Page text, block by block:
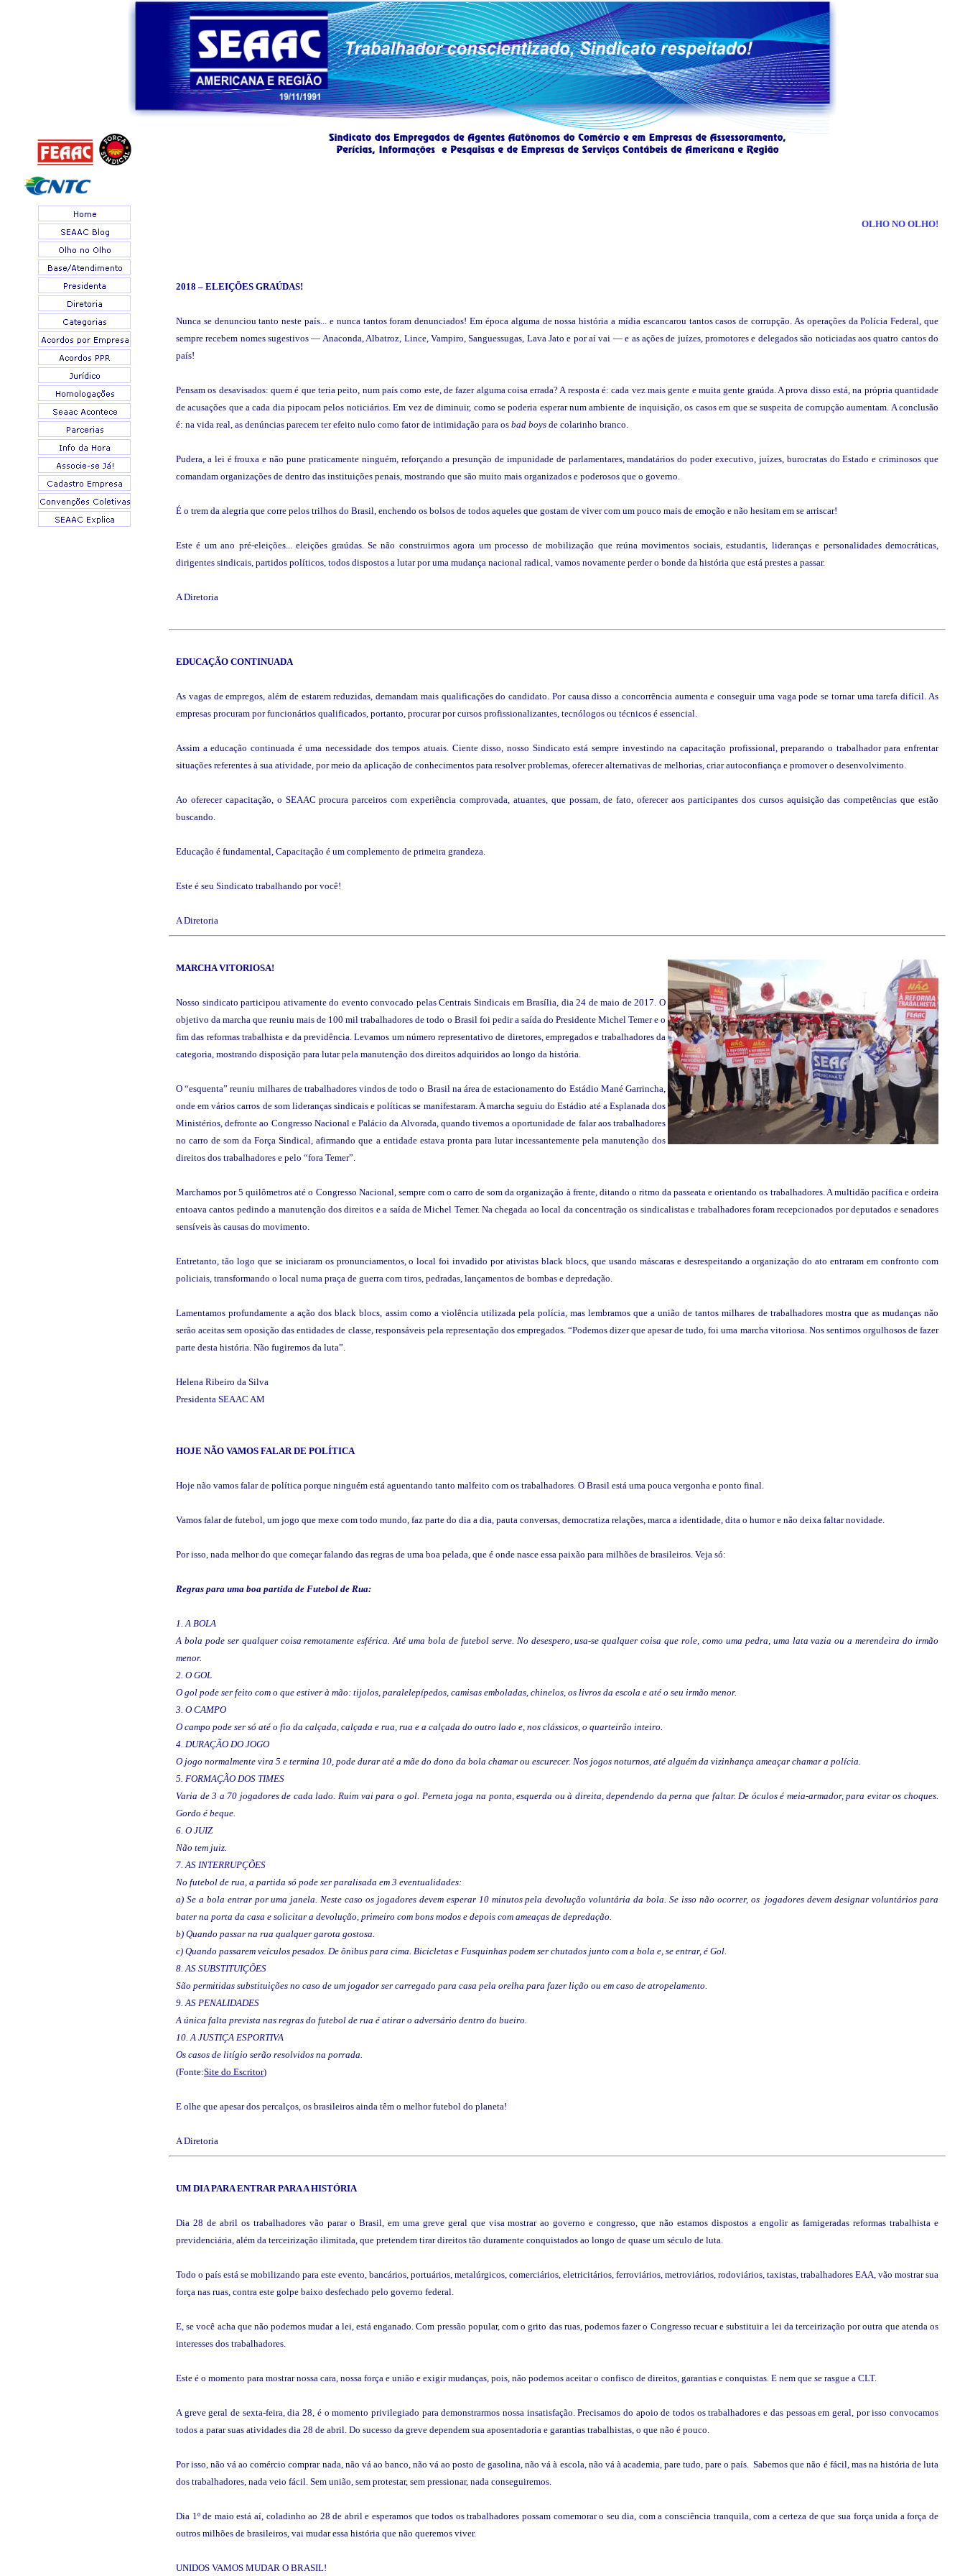
OLHO NO OLHO!
2018 – ELEIÇÕES GRAÚDAS!
Nunca se denunciou tanto neste país... e nunca tantos foram denunciados! Em época alguma de nossa história a mídia escancarou tantos casos de corrupção. As operações da Polícia Federal, que
sempre recebem nomes sugestivos — Anaconda, Albatroz, Lince, Vampiro, Sanguessugas, Lava Jato e por aí vai — e as ações de juízes, promotores e delegados são noticiadas aos quatro cantos do
país!
Pensam os desavisados: quem é que teria peito, num país como este, de fazer alguma coisa errada? A resposta é: cada vez mais gente e muita gente graúda. A prova disso está, na própria quantidade
de acusações que a cada dia pipocam pelos noticiários. Em vez de diminuir, como se poderia esperar num ambiente de inquisição, os casos em que se suspeita de corrupção aumentam. A conclusão
é: na vida real, as denúncias parecem ter efeito nulo como fator de intimidação para os bad boys de colarinho branco.
Pudera, a lei é frouxa e não pune praticamente ninguém, reforçando a presunção de impunidade de parlamentares, mandatários do poder executivo, juízes, burocratas do Estado e criminosos que
comandam organizações de dentro das instituições penais, mostrando que são muito mais organizados e poderosos que o governo.
É o trem da alegria que corre pelos trilhos do Brasil, enchendo os bolsos de todos aqueles que gostam de viver com um pouco mais de emoção e não hesitam em se arriscar!
Este é um ano pré-eleições... eleições graúdas. Se não construirmos agora um processo de mobilização que reúna movimentos sociais, estudantis, lideranças e personalidades democráticas,
dirigentes sindicais, partidos políticos, todos dispostos a lutar por uma mudança nacional radical, vamos novamente perder o bonde da história que está prestes a passar.
A Diretoria
EDUCAÇÃO CONTINUADA
As vagas de empregos, além de estarem reduzidas, demandam mais qualificações do candidato. Por causa disso a concorrência aumenta e conseguir uma vaga pode se tornar uma tarefa difícil. As
empresas procuram por funcionários qualificados, portanto, procurar por cursos profissionalizantes, tecnólogos ou técnicos é essencial.
Assim a educação continuada é uma necessidade dos tempos atuais. Ciente disso, nosso Sindicato está sempre investindo na capacitação profissional, preparando o trabalhador para enfrentar
situações referentes à sua atividade, por meio da aplicação de conhecimentos para resolver problemas, oferecer alternativas de melhorias, criar autoconfiança e promover o desenvolvimento.
Ao oferecer capacitação, o SEAAC procura parceiros com experiência comprovada, atuantes, que possam, de fato, oferecer aos participantes dos cursos aquisição das competências que estão
buscando.
Educação é fundamental, Capacitação é um complemento de primeira grandeza.
Este é seu Sindicato trabalhando por você!
A Diretoria
MARCHAVITORIOSA!
Nosso sindicato participou ativamente do evento convocado pelas Centrais Sindicais em Brasília, dia 24 de maio de 2017. O
objetivo da marcha que reuniu mais de 100 mil trabalhadores de todo o Brasil foi pedir a saída do Presidente Michel Temer e o
fim das reformas trabalhista e da previdência. Levamos um número representativo de diretores, empregados e trabalhadores da
categoria, mostrando disposição para lutar pela manutenção dos direitos adquiridos ao longo da história.
O “esquenta” reuniu milhares de trabalhadores vindos de todo o Brasil na área de estacionamento do Estádio Mané Garrincha,
onde em vários carros de som lideranças sindicais e políticas se manifestaram. A marcha seguiu do Estádio até a Esplanada dos
Ministérios, defronte ao Congresso Nacional e Palácio da Alvorada, quando tivemos a oportunidade de falar aos trabalhadores
no carro de som da Força Sindical, afirmando que a entidade estava pronta para lutar incessantemente pela manutenção dos
direitos dos trabalhadores e pelo “fora Temer”.
Marchamos por 5 quilômetros até o Congresso Nacional, sempre com o carro de som da organização à frente, ditando o ritmo da passeata e orientando os trabalhadores. A multidão pacífica e ordeira
entoava cantos pedindo a manutenção dos direitos e a saída de Michel Temer. Na chegada ao local da concentração os sindicalistas e trabalhadores foram recepcionados por deputados e senadores
sensíveis às causas do movimento.
Entretanto, tão logo que se iniciaram os pronunciamentos, o local foi invadido por ativistas black blocs, que usando máscaras e desrespeitando a organização do ato entraram em confronto com
policiais, transformando o local numa praça de guerra com tiros, pedradas, lançamentos de bombas e depredação.
Lamentamos profundamente a ação dos black blocs, assim como a violência utilizada pela polícia, mas lembramos que a união de tantos milhares de trabalhadores mostra que as mudanças não
serão aceitas sem oposição das entidades de classe, responsáveis pela representação dos empregados. “Podemos dizer que apesar de tudo, foi uma marcha vitoriosa. Nos sentimos orgulhosos de fazer
parte desta história. Não fugiremos da luta”.
Helena Ribeiro da Silva
Presidenta SEAAC AM
HOJE NÃO VAMOS FALAR DE POLÍTICA
Hoje não vamos falar de política porque ninguém está aguentando tanto malfeito com os trabalhadores. O Brasil está uma pouca vergonha e ponto final.
Vamos falar de futebol, um jogo que mexe com todo mundo, faz parte do dia a dia, pauta conversas, democratiza relações, marca a identidade, dita o humor e não deixa faltar novidade.
Por isso, nada melhor do que começar falando das regras de uma boa pelada, que é onde nasce essa paixão para milhões de brasileiros. Veja só:
Regras para uma boa partida de Futebol de Rua:
1. A BOLA
A bola pode ser qualquer coisa remotamente esférica. Até uma bola de futebol serve. No desespero, usa-se qualquer coisa que role, como uma pedra, uma lata vazia ou a merendeira do irmão
menor.
2. O GOL
O gol pode ser feito com o que estiver à mão: tijolos, paralelepípedos, camisas emboladas, chinelos, os livros da escola e até o seu irmão menor.
3. O CAMPO
O campo pode ser só até o fio da calçada, calçada e rua, rua e a calçada do outro lado e, nos clássicos, o quarteirão inteiro.
4. DURAÇÃO DO JOGO
O jogo normalmente vira 5 e termina 10, pode durar até a mãe do dono da bola chamar ou escurecer. Nos jogos noturnos, até alguém da vizinhança ameaçar chamar a polícia.
5. FORMAÇÃO DOS TIMES
Varia de 3 a 70 jogadores de cada lado. Ruim vai para o gol. Perneta joga na ponta, esquerda ou à direita, dependendo da perna que faltar. De óculos é meia-armador, para evitar os choques.
Gordo é beque.
6. O JUIZ
Não tem juiz.
7. AS INTERRUPÇÕES
No futebol de rua, a partida só pode ser paralisada em 3 eventualidades:
a) Se a bola entrar por uma janela. Neste caso os jogadores devem esperar 10 minutos pela devolução voluntária da bola. Se isso não ocorrer, os jogadores devem designar voluntários para
bater na porta da casa e solicitar a devolução, primeiro com bons modos e depois com ameaças de depredação.
b) Quando passar na rua qualquer garota gostosa.
c) Quando passarem veículos pesados. De ônibus para cima. Bicicletas e Fusquinhas podem ser chutados junto com a bola e, se entrar, é Gol.
8. AS SUBSTITUIÇÕES
São permitidas substituições no caso de um jogador ser carregado para casa pela orelha para fazer lição ou em caso de atropelamento.
9. AS PENALIDADES
A única falta prevista nas regras do futebol de rua é atirar o adversário dentro do bueiro.
10. A JUSTIÇA ESPORTIVA
Os casos de litígio serão resolvidos na porrada.
(Fonte:Site do Escritor)
E olhe que apesar dos percalços, os brasileiros ainda têm o melhor futebol do planeta!
A Diretoria
UM DIA PARA ENTRAR PARA AHISTÓRIA
Dia 28 de abril os trabalhadores vão parar o Brasil, em uma greve geral que visa mostrar ao governo e congresso, que não estamos dispostos a engolir as famigeradas reformas trabalhista e
previdenciária, além da terceirização ilimitada, que pretendem tirar direitos tão duramente conquistados ao longo de quase um século de luta.
Todo o país está se mobilizando para este evento, bancários, portuários, metalúrgicos, comerciários, eletricitários, ferroviários, metroviários, rodoviários, taxistas, trabalhadores EAA, vão mostrar sua
força nas ruas, contra este golpe baixo desfechado pelo governo federal.
E, se você acha que não podemos mudar a lei, está enganado. Com pressão popular, com o grito das ruas, podemos fazer o Congresso recuar e substituir a lei da terceirização por outra que atenda os
interesses dos trabalhadores.
Este é o momento para mostrar nossa cara, nossa força e união e exigir mudanças, pois, não podemos aceitar o confisco de direitos, garantias e conquistas. E nem que se rasgue a CLT.
A greve geral de sexta-feira, dia 28, é o momento privilegiado para demonstrarmos nossa insatisfação. Precisamos do apoio de todos os trabalhadores e das pessoas em geral, por isso convocamos
todos a parar suas atividades dia 28 de abril. Do sucesso da greve dependem sua aposentadoria e garantias trabalhistas, o que não é pouco.
Por isso, não vá ao comércio comprar nada, não vá ao banco, não vá ao posto de gasolina, não vá à escola, não vá à academia, pare tudo, pare o país. Sabemos que não é fácil, mas na história de luta
dos trabalhadores, nada veio fácil. Sem união, sem protestar, sem pressionar, nada conseguiremos.
Dia 1º de maio está aí, coladinho ao 28 de abril e esperamos que todos os trabalhadores possam comemorar o seu dia, com a consciência tranquila, com a certeza de que sua força unida a força de
outros milhões de brasileiros, vai mudar essa história que não queremos viver.
UNIDOS VAMOS MUDAR O BRASIL!